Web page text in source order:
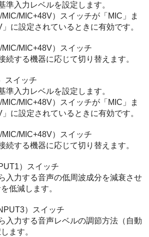
準入力レベルを設定します。
MIC/MIC+48V）スイッチが「MIC」ま
に設定されているときに有効です。
MIC/MIC+48V）スイッチ
続する機器に応じて切り替えます。
スイッチ
準入力レベルを設定します。
MIC/MIC+48V）スイッチが「MIC」ま
に設定されているときに有効です。
MIC/MIC+48V）スイッチ
続する機器に応じて切り替えます。
）スイッチ
入力する音声の低周波成分を減衰させ
低減します。
）スイッチ
入力する音声レベルの調節方法（自動
ます。